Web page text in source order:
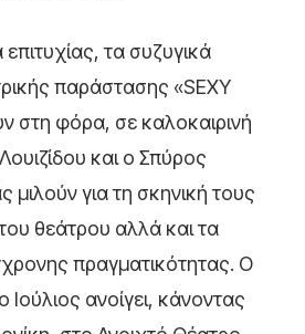
τα συζυγικά
παράστασης «SEXY
στη φόρα, σε καλοκαιρινή
και ο Σπύρος
για τη σκηνική τους
θεάτρου αλλά και τα
πραγματικότητας. Ο
ο Ιούλιος ανοίγει, κάνοντας